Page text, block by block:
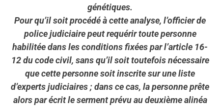
génétiques.
Pour qu’il soit procédé à cette analyse, l’officier de
police judiciaire peut requérir toute personne
habilitée dans les conditions fixées par l’article 16-
12 du code civil, sans qu’il soit toutefois nécessaire
que cette personne soit inscrite sur une liste
d’experts judiciaires ; dans ce cas, la personne prête
alors par écrit le serment prévu au deuxième alinéa